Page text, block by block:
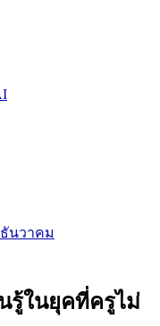
นวาคม
รู้ในยุคที่ครูไม่